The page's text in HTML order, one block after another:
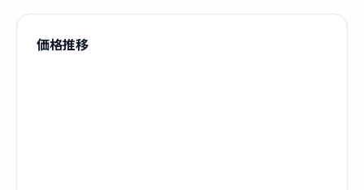
価格推移